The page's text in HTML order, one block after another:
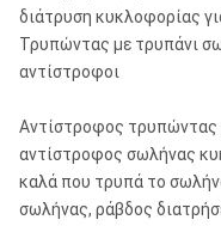
διάτρυση κυκλοφορίας
Τρυπώντας με τρυπάνι
αντίστροφοι
Αντίστροφος τρυπώντας
αντίστροφος σωλήνας
καλά που τρυπά το
σωλήνας, ράβδος